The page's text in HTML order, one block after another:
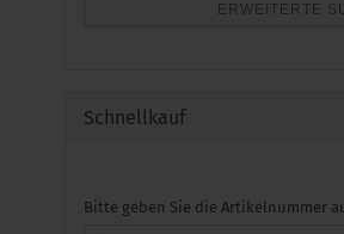
ERWEITERTE
Schnellkauf
BITTE
Bitte geben Sie die Artikelnummer